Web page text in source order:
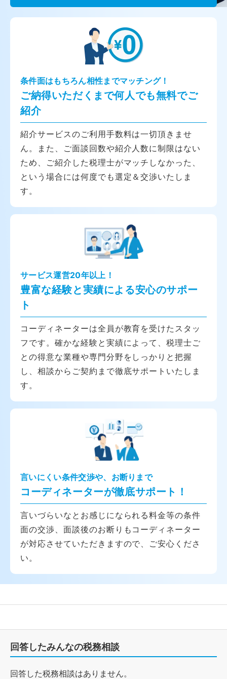
条件面はもちろん相性までマッチング！
ご納得いただくまで何人でも無料でご
紹介
紹介サービスのご利用手数料は一切頂きませ
ん。また、ご面談回数や紹介人数に制限はない
ため、ご紹介した税理士がマッチしなかった、
という場合には何度でも選定＆交渉いたしま
す。
サービス運営20年以上！
豊富な経験と実績による安心のサポー
ト
コーディネーターは全員が教育を受けたスタッ
フです。確かな経験と実績によって、税理士ご
との得意な業種や専門分野をしっかりと把握
し、相談からご契約まで徹底サポートいたしま
す。
言いにくい条件交渉や、お断りまで
コーディネーターが徹底サポート！
言いづらいなとお感じになられる料金等の条件
面の交渉、面談後のお断りもコーディネーター
が対応させていただきますので、ご安心くださ
い。
回答したみんなの税務相談
回答した税務相談はありません。